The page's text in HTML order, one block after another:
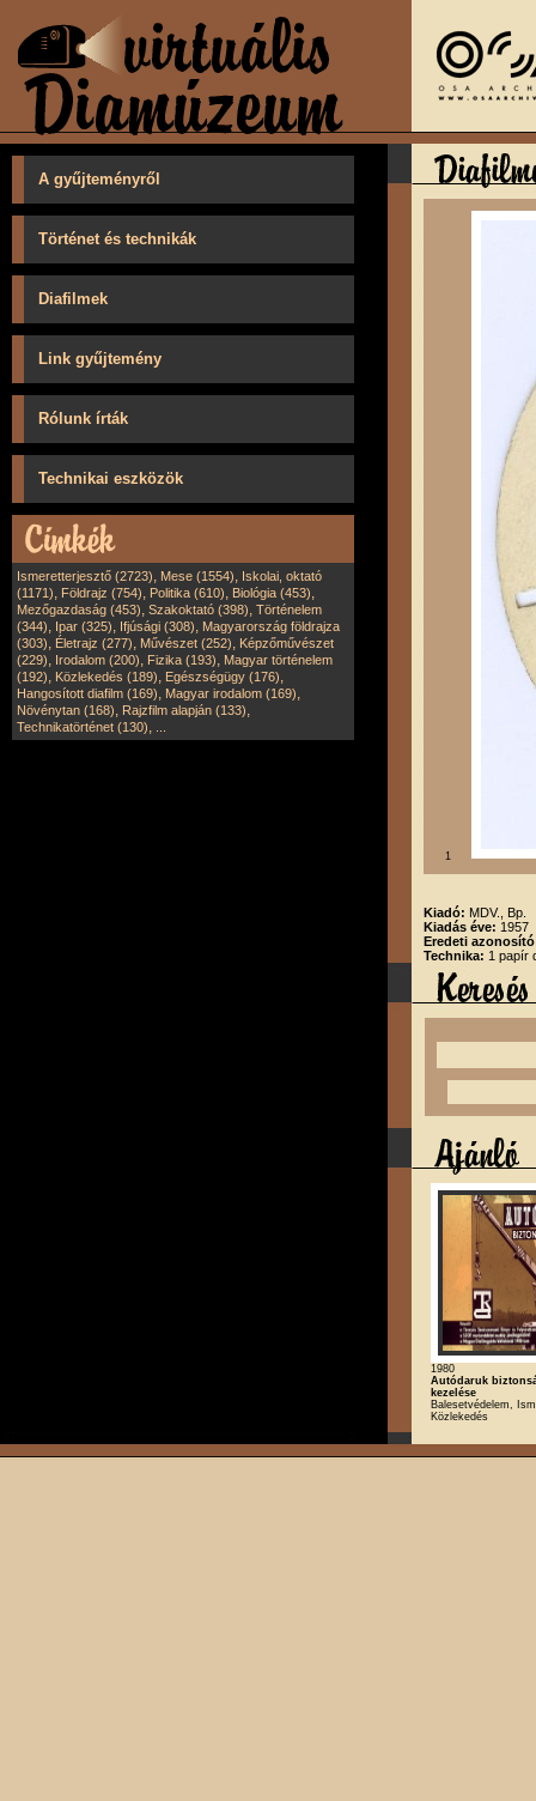
A gyűjteményről
Történet és technikák
Diafilmek
Link gyűjtemény
Rólunk írták
Technikai eszközök
Ismeretterjesztő (2723), Mese (1554), Iskolai, oktató
(1171), Földrajz (754), Politika (610), Biológia (453),
Mezőgazdaság (453), Szakoktató (398), Történelem
(344), Ipar (325), Ifjúsági (308), Magyarország földrajza
(303), Életrajz (277), Művészet (252), Képzőművészet
(229), Irodalom (200), Fizika (193), Magyar történelem
(192), Közlekedés (189), Egészségügy (176),
Hangosított diafilm (169), Magyar irodalom (169),
Növénytan (168), Rajzfilm alapján (133),
Technikatörténet (130),
1
Kiadó: MDV., Bp.
Kiadás éve: 1957
Eredeti
Technika: 1 papír
1980
Autódaruk
kezelése
Balesetvédelem,
Közlekedés